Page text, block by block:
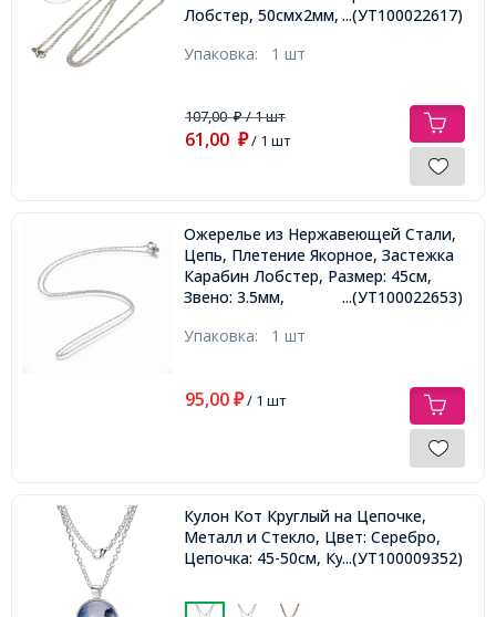
Лобстер, 50смх2мм, ...(УТ100022617)
Упаковка: 1 шт
107,00₽/ 1 шт
61,00 ₽/ 1 шт
Ожерелье из Нержавеющей Стали,
Цепь, Плетение Якорное, Застежка
Карабин Лобстер, Размер: 45см,
Звено: 3.5мм,
...(УТ100022653)
Упаковка: 1 шт
95,00 ₽/ 1 шт
Кулон Кот Круглый на Цепочке,
Металл и Стекло, Цвет: Серебро,
Цепочка: 45-50см, Кулон: 27мм,
...(УТ100009352)